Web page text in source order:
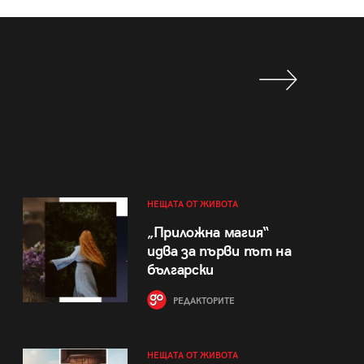
НЕЩАТА ОТ ЖИВОТА
„Приложна магия“
идва за първи път на
български
РЕДАКТОРИТЕ
НЕЩАТА ОТ ЖИВОТА